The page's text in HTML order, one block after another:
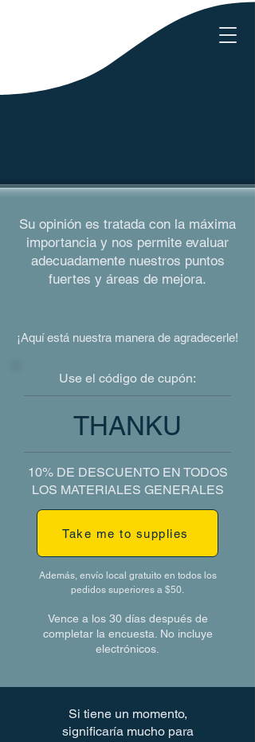
Su opinión es tratada con la máxima
importancia y nos permite evaluar
adecuadamente nuestros puntos
fuertes y áreas de mejora.
¡Aquí está nuestra manera de agradecerle!
Use el código de cupón:
THANKU
10% DE DESCUENTO EN TODOS
LOS MATERIALES GENERALES
Take me to supplies
Además, envío local gratuito en todos los
pedidos superiores a $50.
Vence a los 30 días después de
completar la encuesta. No incluye
electrónicos.
Si tiene un momento,
significaría mucho para